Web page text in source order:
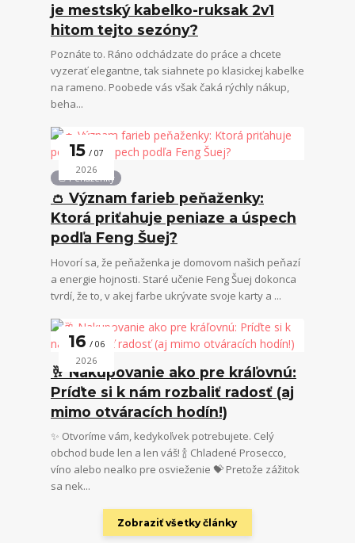
je mestský kabelko-ruksak 2v1
hitom tejto sezóny?
Poznáte to. Ráno odchádzate do práce a chcete
vyzerať elegantne, tak siahnete po klasickej kabelke
na rameno. Poobede vás však čaká rýchly nákup,
beha...
15 07
2026
👛 Peňaženky
👛 Význam farieb peňaženky:
Ktorá priťahuje peniaze a úspech
podľa Feng Šuej?
Hovorí sa, že peňaženka je domovom našich peňazí
a energie hojnosti. Staré učenie Feng Šuej dokonca
tvrdí, že to, v akej farbe ukrývate svoje karty a ...
16 06
2026
🥂 Nakupovanie ako pre kráľovnú:
Príďte si k nám rozbaliť radosť (aj
mimo otváracích hodín!)
✨ Otvoríme vám, kedykoľvek potrebujete. Celý
obchod bude len a len váš! 🍾 Chladené Prosecco,
víno alebo nealko pre osvieženie 💝 Pretože zážitok
sa nek...
Zobraziť všetky články